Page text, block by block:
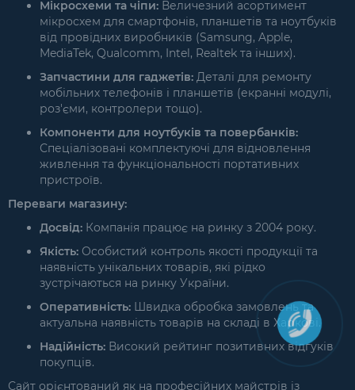
Мікросхеми та чіпи: Величезний асортимент
мікросхем для смартфонів, планшетів та ноутбуків
від провідних виробників (Samsung, Apple,
MediaTek, Qualcomm, Intel, Realtek та інших).
Запчастини для гаджетів: Деталі для ремонту
мобільних телефонів і планшетів (екранні модулі,
роз'єми, контролери тощо).
Компоненти для ноутбуків та повербанків:
Спеціалізовані комплектуючі для відновлення
живлення та функціональності портативних
пристроїв.
Переваги магазину:
Досвід: Компанія працює на ринку з 2004 року.
Якість: Особистий контроль якості продукції та
наявність унікальних товарів, які рідко
зустрічаються на ринку України.
Оперативність: Швидка обробка замовлень та
актуальна наявність товарів на складі в Харкові.
Надійність: Високий рейтинг позитивних відгуків
покупців.
Сайт орієнтований як на професійних майстрів із